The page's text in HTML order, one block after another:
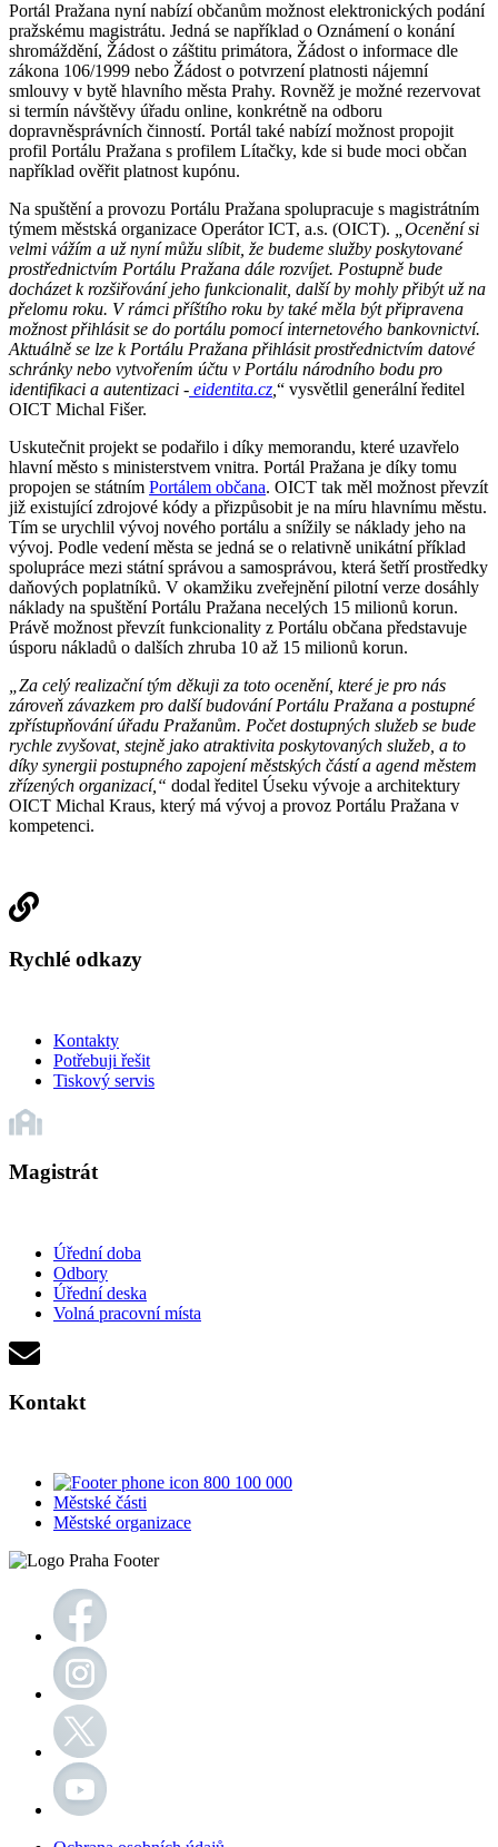
Portál Pražana nyní nabízí občanům možnost elektronických podání
pražskému magistrátu. Jedná se například o Oznámení o konání
shromáždění, Žádost o záštitu primátora, Žádost o informace dle
zákona 106/1999 nebo Žádost o potvrzení platnosti nájemní
smlouvy v bytě hlavního města Prahy. Rovněž je možné rezervovat
si termín návštěvy úřadu online, konkrétně na odboru
dopravněsprávních činností. Portál také nabízí možnost propojit
profil Portálu Pražana s profilem Lítačky, kde si bude moci občan
například ověřit platnost kupónu.
Na spuštění a provozu Portálu Pražana spolupracuje s magistrátním
týmem městská organizace Operátor ICT, a.s. (OICT). „Ocenění si
velmi vážím a už nyní můžu slíbit, že budeme služby poskytované
prostřednictvím Portálu Pražana dále rozvíjet. Postupně bude
docházet k rozšiřování jeho funkcionalit, další by mohly přibýt už na
přelomu roku. V rámci příštího roku by také měla být připravena
možnost přihlásit se do portálu pomocí internetového bankovnictví.
Aktuálně se lze k Portálu Pražana přihlásit prostřednictvím datové
schránky nebo vytvořením účtu v Portálu národního bodu pro
identifikaci a autentizaci - eidentita.cz,“ vysvětlil generální ředitel
OICT Michal Fišer.
Uskutečnit projekt se podařilo i díky memorandu, které uzavřelo
hlavní město s ministerstvem vnitra. Portál Pražana je díky tomu
propojen se státním Portálem občana. OICT tak měl možnost převzít
již existující zdrojové kódy a přizpůsobit je na míru hlavnímu městu.
Tím se urychlil vývoj nového portálu a snížily se náklady jeho na
vývoj. Podle vedení města se jedná se o relativně unikátní příklad
spolupráce mezi státní správou a samosprávou, která šetří prostředky
daňových poplatníků. V okamžiku zveřejnění pilotní verze dosáhly
náklady na spuštění Portálu Pražana necelých 15 milionů korun.
Právě možnost převzít funkcionality z Portálu občana představuje
úsporu nákladů o dalších zhruba 10 až 15 milionů korun.
„Za celý realizační tým děkuji za toto ocenění, které je pro nás
zároveň závazkem pro další budování Portálu Pražana a postupné
zpřístupňování úřadu Pražanům. Počet dostupných služeb se bude
rychle zvyšovat, stejně jako atraktivita poskytovaných služeb, a to
díky synergii postupného zapojení městských částí a agend městem
zřízených organizací,“ dodal ředitel Úseku vývoje a architektury
OICT Michal Kraus, který má vývoj a provoz Portálu Pražana v
kompetenci.
Rychlé odkazy
Kontakty
Potřebuji řešit
Tiskový servis
Magistrát
Úřední doba
Odbory
Úřední deska
Volná pracovní místa
Kontakt
800 100 000
Městské části
Městské organizace